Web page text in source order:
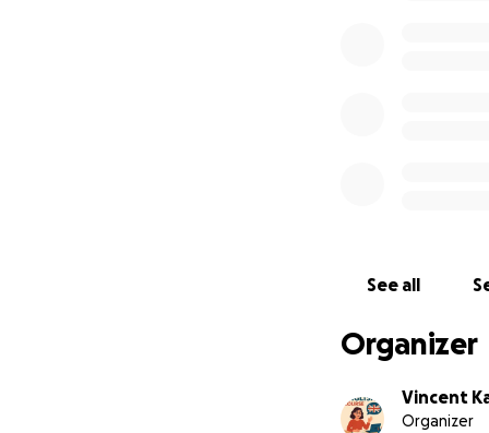
See all
Organizer
Vincent
Organizer